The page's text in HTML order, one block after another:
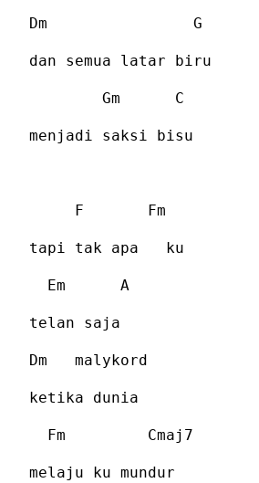
Dm G
dan semua latar biru
Gm C
menjadi saksi bisu
F Fm
tapi tak apa ku
Em A
telan saja
Dm malykord
ketika dunia
Fm Cmaj7
melaju ku mundur